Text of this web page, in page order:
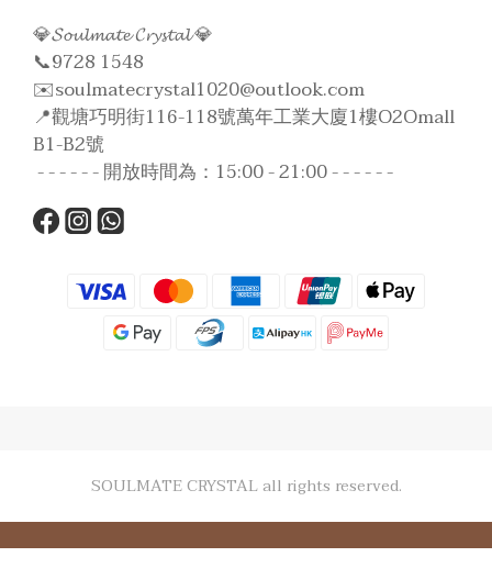
💎𝓢𝓸𝓾𝓵𝓶𝓪𝓽𝓮 𝓒𝓻𝔂𝓼𝓽𝓪𝓵 💎
📞9728 1548
✉️soulmatecrystal1020@outlook.com
📍觀塘巧明街116-118號萬年工業大廈1樓O2Omall
B1-B2號
- - - - - - 開放時間為：15:00 - 21:00 - - - - - -
SOULMATE CRYSTAL all rights reserved.